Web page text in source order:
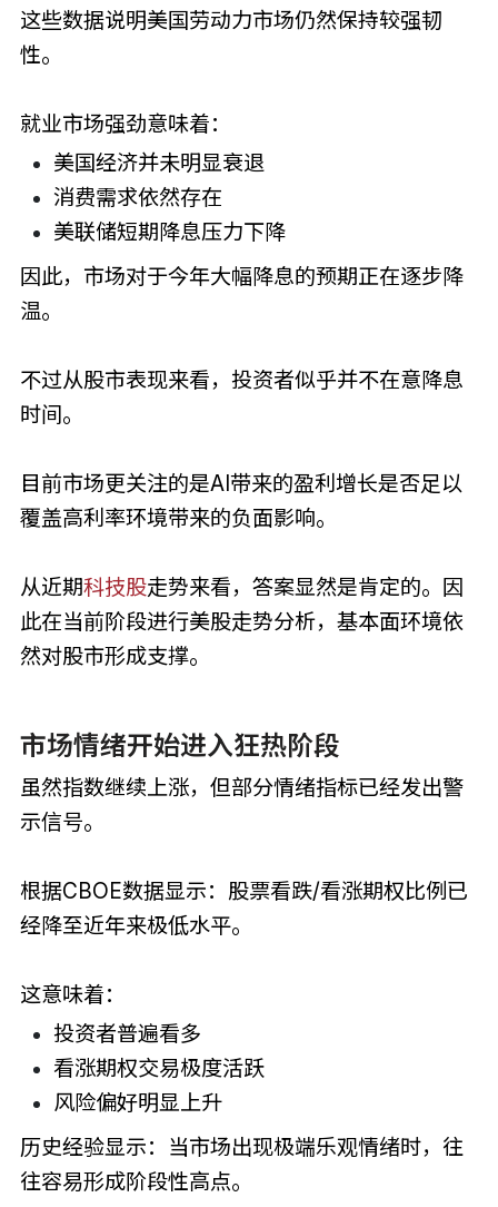
这些数据说明美国劳动力市场仍然保持较强韧
性。
就业市场强劲意味着：
美国经济并未明显衰退
消费需求依然存在
美联储短期降息压力下降
因此，市场对于今年大幅降息的预期正在逐步降
温。
不过从股市表现来看，投资者似乎并不在意降息
时间。
目前市场更关注的是AI带来的盈利增长是否足以
覆盖高利率环境带来的负面影响。
从近期科技股走势来看，答案显然是肯定的。因
此在当前阶段进行美股走势分析，基本面环境依
然对股市形成支撑。
市场情绪开始进入狂热阶段
虽然指数继续上涨，但部分情绪指标已经发出警
示信号。
根据CBOE数据显示：股票看跌/看涨期权比例已
经降至近年来极低水平。
这意味着：
投资者普遍看多
看涨期权交易极度活跃
风险偏好明显上升
历史经验显示：当市场出现极端乐观情绪时，往
往容易形成阶段性高点。